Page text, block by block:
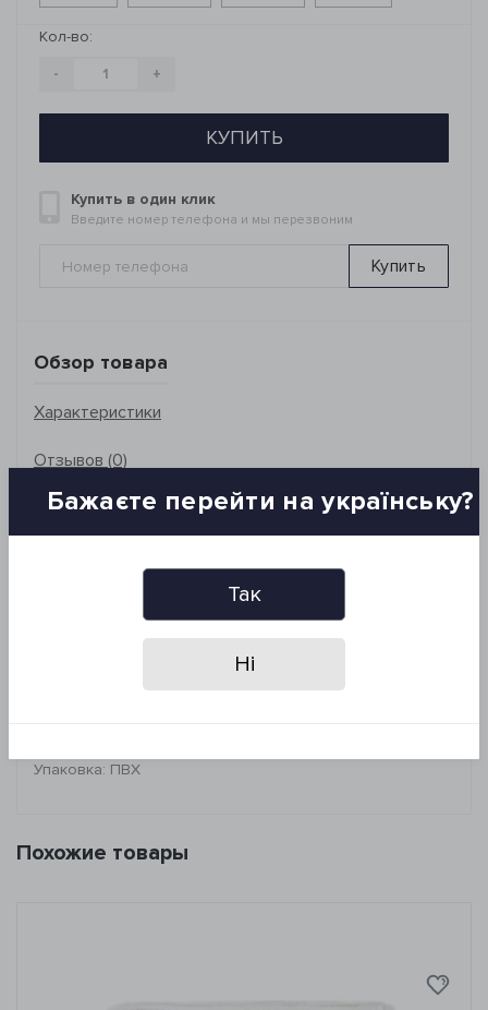
Кол-во:
- +
КУПИТЬ
Купить в один клик
Введите номер телефона и мы перезвоним
Купить
Обзор товара
Характеристики
Отзывов (0)
Состав: 100% хлопок, махра
*Запрещено: отбеливать, гладить и сушить изделие в
Упаковка: ПВХ
Похожие товары
Бажаєте перейти на українську?
Так
Ні